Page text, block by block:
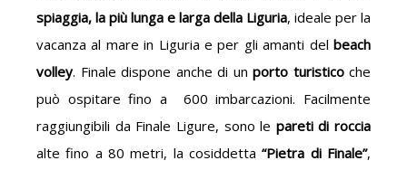
spiaggia, la più lunga e larga della Liguria, ideale per la
vacanza al mare in Liguria e per gli amanti del beach
volley. Finale dispone anche di un porto turisticoche
può ospitare fino a 600 imbarcazioni. Facilmente
raggiungibili da Finale Ligure, sono le pareti di roccia
alte fino a 80 metri, la cosiddetta“Pietra di Finale”,